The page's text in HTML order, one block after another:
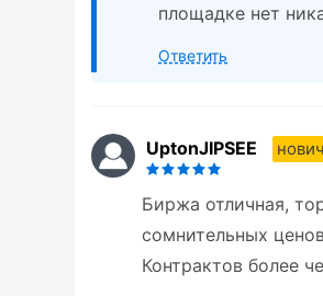
площадке нет
Ответить
UptonJIPSEE
Биржа отличная,
сомнительных
Контрактов более